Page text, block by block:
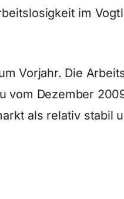
im
Vorjahr. Die
vom Dezember
als relativ stabil